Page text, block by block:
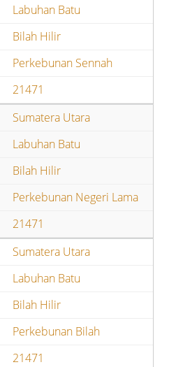
Labuhan Batu
Bilah Hilir
Perkebunan Sennah
21471
Sumatera Utara
Labuhan Batu
Bilah Hilir
Perkebunan Negeri Lama
21471
Sumatera Utara
Labuhan Batu
Bilah Hilir
Perkebunan Bilah
21471